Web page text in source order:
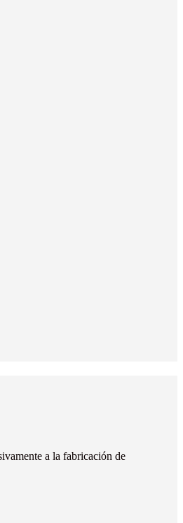
a la fabricación de